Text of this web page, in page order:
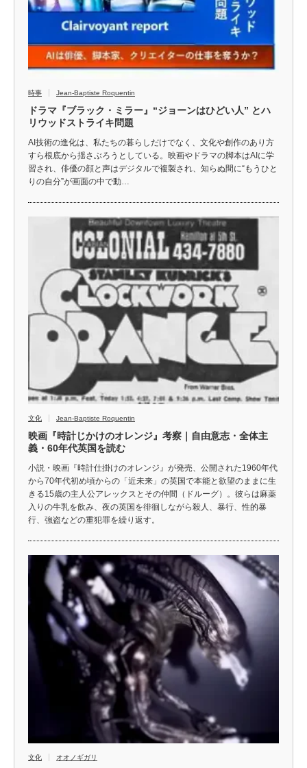
時事 Jean-Baptiste Roquentin
ドラマ『ブラック・ミラー』“ジョーンはひどい人” とハ
リウッドストライキ問題
AI技術の進化は、私たちの暮らしだけでなく、文化や創作のあり方
すら根底から揺さぶろうとしている。映画やドラマの脚本はAIに学
習され、俳優の顔と声はデジタルで複製され、知らぬ間に“もうひと
りの自分”が画面の中で動…
文化 Jean-Baptiste Roquentin
映画『時計じかけのオレンジ』考察｜自由意志・全体主
義・60年代英国を読む
小説・映画『時計仕掛けのオレンジ』が発売、公開された1960年代
から70年代初め頃からの「近未来」の英国で本能と欲望のままに生
きる15歳の主人公アレックスとその仲間（ドルーグ）。彼らは麻薬
入りの牛乳を飲み、夜の英国を徘徊しながら殺人、暴行、性的暴
行、強盗などの重犯罪を繰り返す。
文化 オオノギガリ